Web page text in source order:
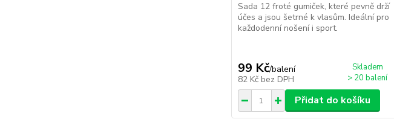
Sada 12 froté gumiček, které pevně drží
účes a jsou šetrné k vlasům. Ideální pro
každodenní nošení i sport.
99 Kč/balení
82 Kč bez DPH
Skladem
> 20 balení
Přidat do košíku